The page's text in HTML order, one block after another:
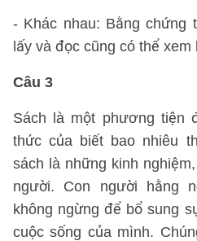
- Khác nhau: Bằng chứng
lấy và đọc cũng có thể xem
Câu 3
Sách là một phương tiện
thức của biết bao nhiêu
sách là những kinh
người. Con người hằng
không ngừng để bổ sung
cuộc sống của mình.